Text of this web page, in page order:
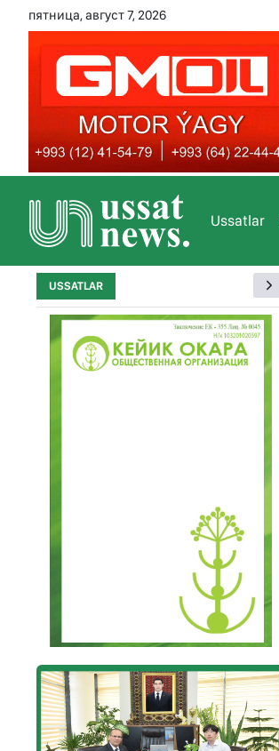
пятница, август 7, 2026
Ussatlar
USSATLAR